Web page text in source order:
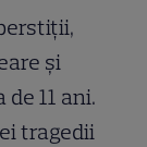
și
11 ani.
tragedii